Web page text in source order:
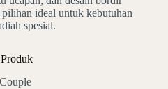
ideal untuk kebutuhan
spesial.